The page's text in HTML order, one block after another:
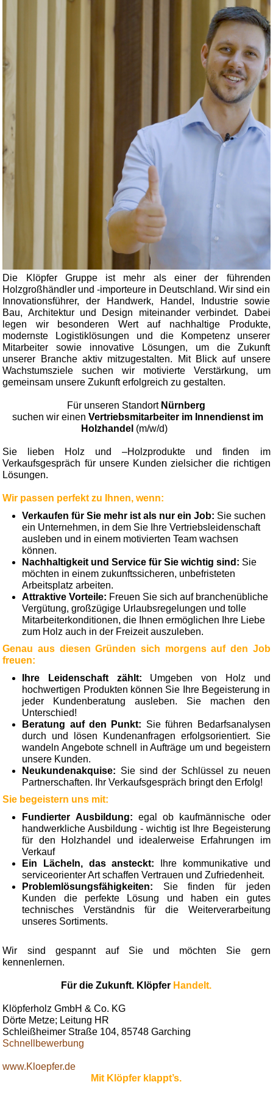
Die Klöpfer Gruppe ist mehr als einer der führenden
Holzgroßhändler und -importeure in Deutschland. Wir sind ein
Innovationsführer, der Handwerk, Handel, Industrie sowie
Bau, Architektur und Design miteinander verbindet. Dabei
legen wir besonderen Wert auf nachhaltige Produkte,
modernste Logistiklösungen und die Kompetenz unserer
Mitarbeiter sowie innovative Lösungen, um die Zukunft
unserer Branche aktiv mitzugestalten. Mit Blick auf unsere
Wachstumsziele suchen wir motivierte Verstärkung, um
gemeinsam unsere Zukunft erfolgreich zu gestalten.
Für unseren Standort Nürnberg
suchen wir einen Vertriebsmitarbeiter im Innendienst im
Holzhandel (m/w/d)
Sie lieben Holz und –Holzprodukte und finden im
Verkaufsgespräch für unsere Kunden zielsicher die richtigen
Lösungen.
Wir passen perfekt zu Ihnen, wenn:
Verkaufen für Sie mehr ist als nur ein Job: Sie suchen
ein Unternehmen, in dem Sie Ihre Vertriebsleidenschaft
ausleben und in einem motivierten Team wachsen
können.
Nachhaltigkeit und Service für Sie wichtig sind: Sie
möchten in einem zukunftssicheren, unbefristeten
Arbeitsplatz arbeiten.
Attraktive Vorteile: Freuen Sie sich auf branchenübliche
Vergütung, großzügige Urlaubsregelungen und tolle
Mitarbeiterkonditionen, die Ihnen ermöglichen Ihre Liebe
zum Holz auch in der Freizeit auszuleben.
Genau aus diesen Gründen sich morgens auf den Job
freuen:
Ihre Leidenschaft zählt: Umgeben von Holz und
hochwertigen Produkten können Sie Ihre Begeisterung in
jeder Kundenberatung ausleben. Sie machen den
Unterschied!
Beratung auf den Punkt: Sie führen Bedarfsanalysen
durch und lösen Kundenanfragen erfolgsorientiert. Sie
wandeln Angebote schnell in Aufträge um und begeistern
unsere Kunden.
Neukundenakquise: Sie sind der Schlüssel zu neuen
Partnerschaften. Ihr Verkaufsgespräch bringt den Erfolg!
Sie begeistern uns mit:
Fundierter Ausbildung: egal ob kaufmännische oder
handwerkliche Ausbildung - wichtig ist Ihre Begeisterung
für den Holzhandel und idealerweise Erfahrungen im
Verkauf
Ein Lächeln, das ansteckt:
Ihre kommunikative und
serviceorienter Art schaffen Vertrauen und Zufriedenheit.
Problemlösungsfähigkeiten: Sie finden für jeden
Kunden die perfekte Lösung und haben ein gutes
technisches Verständnis für die Weiterverarbeitung
unseres Sortiments.
Wir sind gespannt auf Sie und möchten Sie gern
kennenlernen.
Für die Zukunft. Klöpfer Handelt.
Klöpferholz GmbH & Co. KG
Dörte Metze; Leitung HR
Schleißheimer Straße 104, 85748 Garching
Schnellbewerbung
www.Kloepfer.de
Mit Klöpfer klappt’s.